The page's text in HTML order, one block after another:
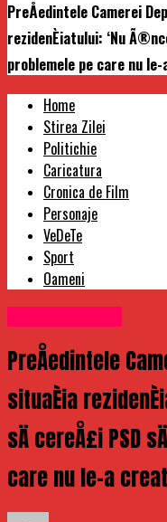
PreÅedintele Camerei
rezidenÈiatului: ‘Nu
problemele pe care nu
Home
Stirea Zilei
Politichie
Caricatura
Cronica de Film
Personaje
VeDeTe
Sport
Oameni
PreÅedintele
situaÈia
sÄ cereÅ£i PSD
care nu le-a